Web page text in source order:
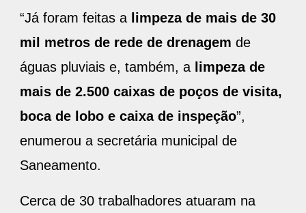
“Já foram feitas a limpeza de mais de 30
mil metros de rede de drenagem de
águas pluviais e, também, a limpeza de
mais de 2.500 caixas de poços de visita,
boca de lobo e caixa de inspeção”,
enumerou a secretária municipal de
Saneamento.
Cerca de 30 trabalhadores atuaram na